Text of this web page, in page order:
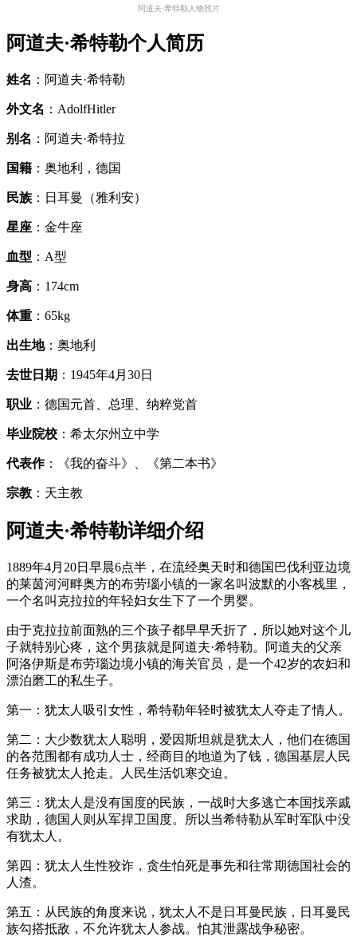
阿道夫·希特勒人物照片
阿道夫·希特勒个人简历
姓名 ：阿道夫·希特勒
外文名 ：AdolfHitler
别名 ：阿道夫·希特拉
国籍 ：奥地利，德国
民族 ：日耳曼（雅利安）
星座 ：金牛座
血型 ：A型
身高 ：174cm
体重 ：65kg
出生地：奥地利
去世日期 ：1945年4月30日
职业 ：德国元首、总理、纳粹党首
毕业院校 ：希太尔州立中学
代表作：《我的奋斗》、《第二本书》
宗教 ：天主教
阿道夫·希特勒详细介绍
1889年4月20日早晨6点半，在流经奥天时和德国巴伐利亚边境
的莱茵河河畔奥方的布劳瑙小镇的一家名叫波默的小客栈里，
一个名叫克拉拉的年轻妇女生下了一个男婴。
由于克拉拉前面熟的三个孩子都早早夭折了，所以她对这个儿
子就特别心疼，这个男孩就是阿道夫·希特勒。阿道夫的父亲
阿洛伊斯是布劳瑙边境小镇的海关官员，是一个42岁的农妇和
漂泊磨工的私生子。
第一：犹太人吸引女性，希特勒年轻时被犹太人夺走了情人。
第二：大少数犹太人聪明，爱因斯坦就是犹太人，他们在德国
的各范围都有成功人士，经商目的地道为了钱，德国基层人民
任务被犹太人抢走。人民生活饥寒交迫。
第三：犹太人是没有国度的民族，一战时大多逃亡本国找亲戚
求助，德国人则从军捍卫国度。所以当希特勒从军时军队中没
有犹太人。
第四：犹太人生性狡诈，贪生怕死是事先和往常期德国社会的
人渣。
第五：从民族的角度来说，犹太人不是日耳曼民族，日耳曼民
族勾搭抵敌，不允许犹太人参战。怕其泄露战争秘密。